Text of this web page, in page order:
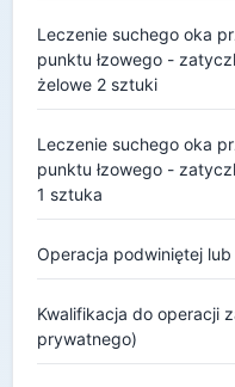
Leczenie suchego oka
punktu łzowego -
żelowe 2 sztuki
Leczenie suchego oka
punktu łzowego -
1 sztuka
Operacja podwiniętej
Kwalifikacja do operacji
prywatnego)